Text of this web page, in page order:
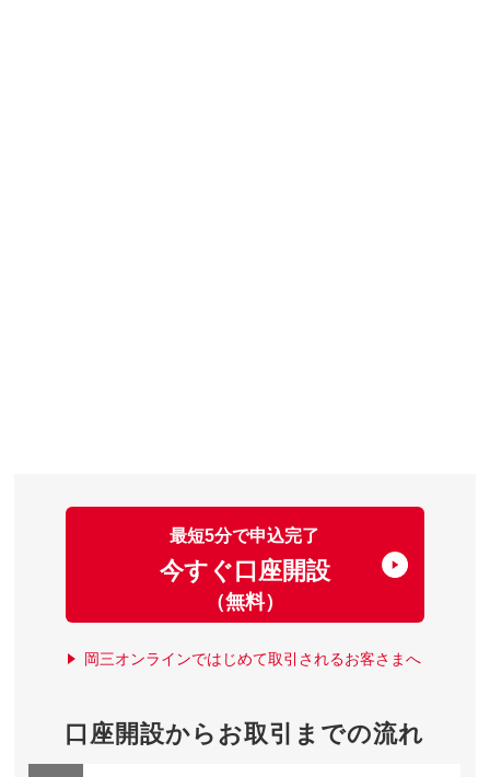
最短5分で申込完了
今すぐ口座開設
（無料）
岡三オンラインではじめて取引されるお客さまへ
口座開設からお取引までの流れ